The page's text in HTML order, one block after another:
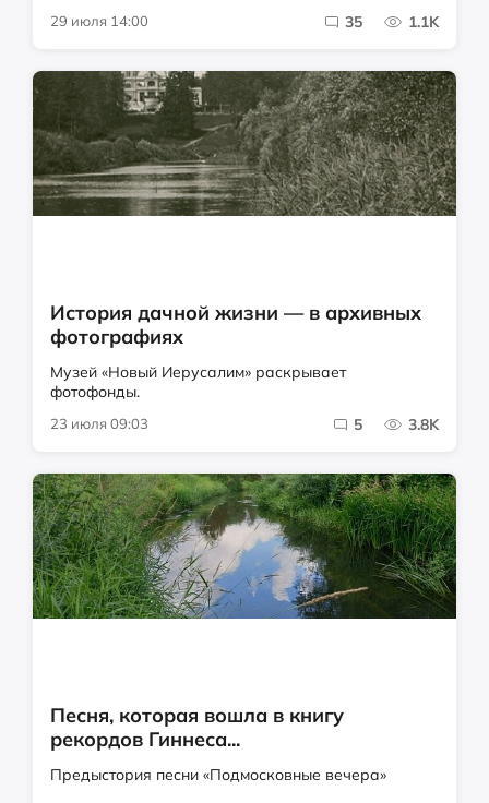
29 июля 14:00 35 1.1K
История дачной жизни — в архивных
фотографиях
Музей «Новый Иерусалим» раскрывает
фотофонды.
23 июля 09:03 5 3.8K
Песня, которая вошла в книгу
рекордов Гиннеса...
Предыстория песни «Подмосковные вечера»